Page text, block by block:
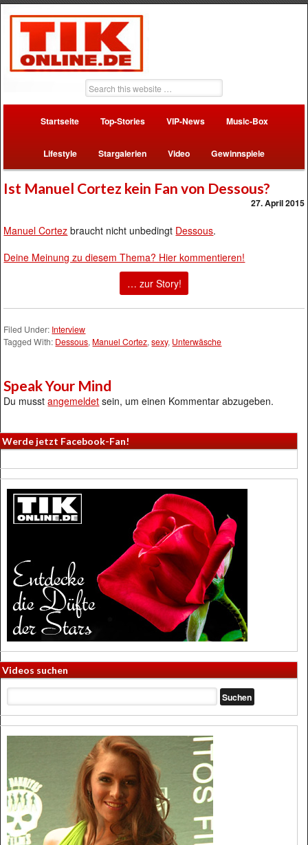
Startseite Top-Stories VIP-News Music-Box
Lifestyle Stargalerien Video Gewinnspiele
Ist Manuel Cortez kein Fan von Dessous?
27. April 2015
Manuel Cortez braucht nicht unbedingt Dessous.
Deine Meinung zu diesem Thema? Hier kommentieren!
… zur Story!
Filed Under: Interview
Tagged With: Dessous, Manuel Cortez,sexy, Unterwäsche
Speak Your Mind
Du musstangemeldet sein, um einen Kommentar abzugeben.
Werde jetzt Facebook-Fan!
Videos suchen